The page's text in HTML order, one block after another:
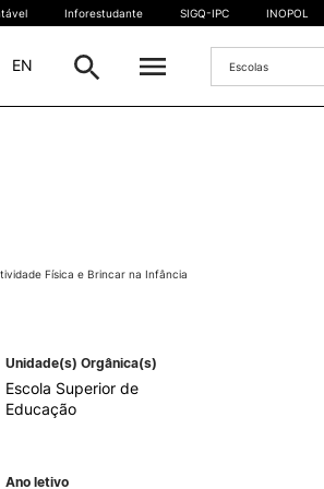
Inforestudante SIGQ-IPC INOPOL
EN Escolas
Física e Brincar na Infância
Unidade(s) Orgânica(s)
Escola Superior de
Educação
Ano letivo